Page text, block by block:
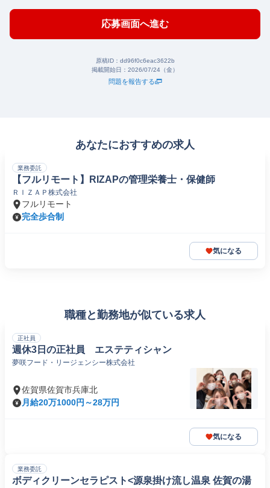
応募画面へ進む
原稿ID： dd96f0c6eac3622b
掲載開始日： 2026/07/24（金）
問題を報告する
あなたにおすすめの求人
業務委託
【フルリモート】RIZAPの管理栄養士・保健師
ＲＩＺＡＰ株式会社
フルリモート
完全歩合制
気になる
職種と勤務地が似ている求人
正社員
週休3日の正社員 エステティシャン
夢咲フード・リージェンシー株式会社
佐賀県佐賀市兵庫北
月給20万1000円～28万円
気になる
業務委託
ボディクリーンセラピスト<源泉掛け流し温泉 佐賀の湯